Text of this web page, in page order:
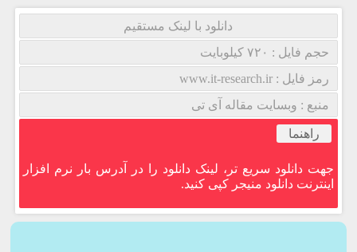
دانلود با لینک مستقیم
حجم فایل : ۷۲۰ کیلوبایت
رمز فایل : www.it-research.ir
منبع : وبسایت مقاله آی تی
راهنما
جهت دانلود سریع تر، لینک دانلود را در آدرس بار نرم افزار
اینترنت دانلود منیجر کپی کنید.